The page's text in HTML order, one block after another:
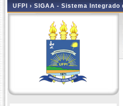
UFPI › SIGAA - Sistema